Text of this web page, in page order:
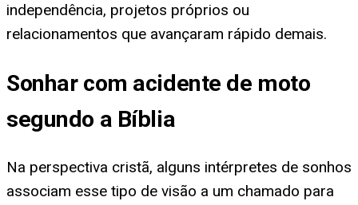
independência, projetos próprios ou
relacionamentos que avançaram rápido demais.
Sonhar com acidente de moto
segundo a Bíblia
Na perspectiva cristã, alguns intérpretes de sonhos
associam esse tipo de visão a um chamado para